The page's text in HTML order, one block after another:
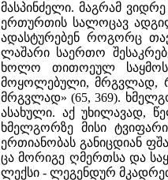
მასპინძელი. მაგრამ
ერთურთის სალოცავ
ადასტურებენ როგორც
ლაშარი საერთო
ხოლო თითოეულ საყმოს
მოყოლებული, მრგვლად,
მრგვლად» (65, 369).
ასახული. აქ უხილავად,
ხმელგორზე მისი
ერთიანობას განიცდიან
ცა მორიგე ღმერთსა და
ლექსი - ლეგენდურ